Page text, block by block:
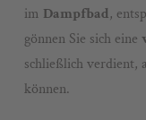
im Dampfbad,
gönnen Sie sich eine
schließlich verdient,
können.